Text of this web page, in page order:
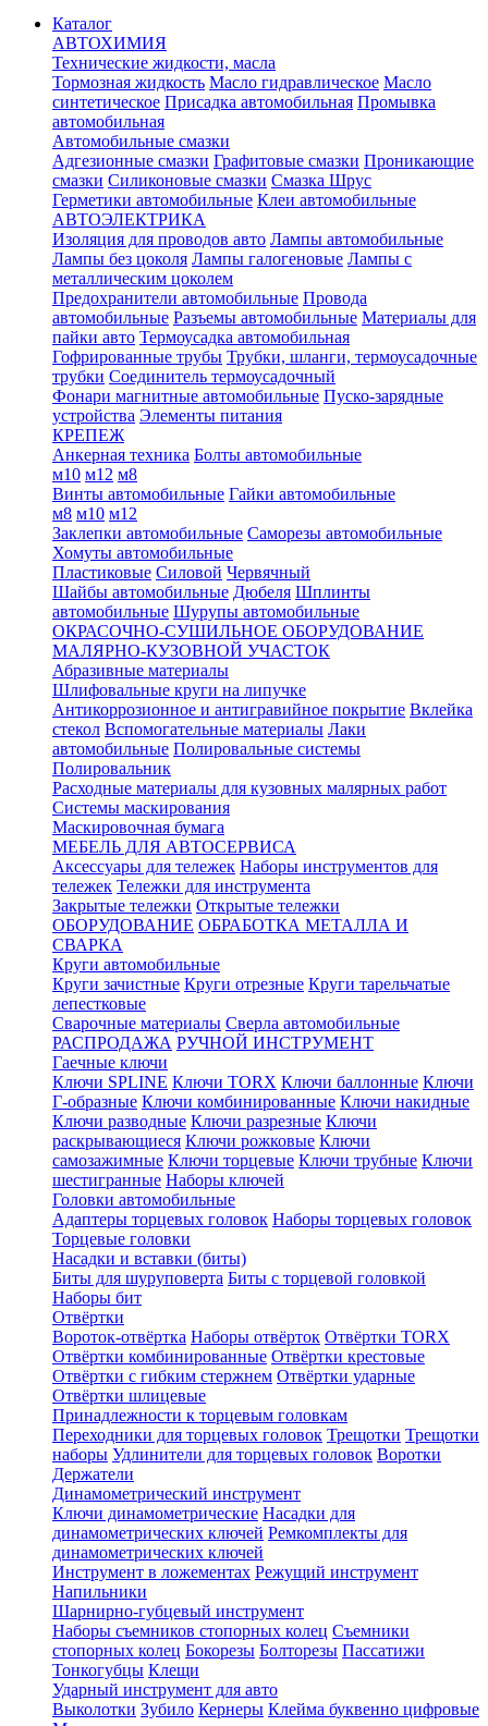
Каталог
АВТОХИМИЯ
Технические жидкости, масла
Тормозная жидкость Масло гидравлическое Масло
синтетическое Присадка автомобильная Промывка
автомобильная
Автомобильные смазки
Адгезионные смазки Графитовые смазки Проникающие
смазки Силиконовые смазки Смазка Шрус
Герметики автомобильные Клеи автомобильные
АВТОЭЛЕКТРИКА
Изоляция для проводов авто Лампы автомобильные
Лампы без цоколя Лампы галогеновые Лампы с
металлическим цоколем
Предохранители автомобильные Провода
автомобильные Разъемы автомобильные Материалы для
пайки авто Термоусадка автомобильная
Гофрированные трубы Трубки, шланги, термоусадочные
трубки Соединитель термоусадочный
Фонари магнитные автомобильные Пуско-зарядные
устройства Элементы питания
КРЕПЕЖ
Анкерная техника Болты автомобильные
м10 м12 м8
Винты автомобильные Гайки автомобильные
м8 м10 м12
Заклепки автомобильные Саморезы автомобильные
Хомуты автомобильные
Пластиковые Силовой Червячный
Шайбы автомобильные Дюбеля Шплинты
автомобильные Шурупы автомобильные
ОКРАСОЧНО-СУШИЛЬНОЕ ОБОРУДОВАНИЕ
МАЛЯРНО-КУЗОВНОЙ УЧАСТОК
Абразивные материалы
Шлифовальные круги на липучке
Антикоррозионное и антигравийное покрытие Вклейка
стекол Вспомогательные материалы Лаки
автомобильные Полировальные системы
Полировальник
Расходные материалы для кузовных малярных работ
Системы маскирования
Маскировочная бумага
МЕБЕЛЬ ДЛЯ АВТОСЕРВИСА
Аксессуары для тележек Наборы инструментов для
тележек Тележки для инструмента
Закрытые тележки Открытые тележки
ОБОРУДОВАНИЕ ОБРАБОТКА МЕТАЛЛА И
СВАРКА
Круги автомобильные
Круги зачистные Круги отрезные Круги тарельчатые
лепестковые
Сварочные материалы Сверла автомобильные
РАСПРОДАЖА РУЧНОЙ ИНСТРУМЕНТ
Гаечные ключи
Ключи SPLINE Ключи TORX Ключи баллонные Ключи
Г-образные Ключи комбинированные Ключи накидные
Ключи разводные Ключи разрезные Ключи
раскрывающиеся Ключи рожковые Ключи
самозажимные Ключи торцевые Ключи трубные Ключи
шестигранные Наборы ключей
Головки автомобильные
Адаптеры торцевых головок Наборы торцевых головок
Торцевые головки
Насадки и вставки (биты)
Биты для шуруповерта Биты с торцевой головкой
Наборы бит
Отвёртки
Вороток-отвёртка Наборы отвёрток Отвёртки TORX
Отвёртки комбинированные Отвёртки крестовые
Отвёртки с гибким стержнем Отвёртки ударные
Отвёртки шлицевые
Принадлежности к торцевым головкам
Переходники для торцевых головок Трещотки Трещотки
наборы Удлинители для торцевых головок Воротки
Держатели
Динамометрический инструмент
Ключи динамометрические Насадки для
динамометрических ключей Ремкомплекты для
динамометрических ключей
Инструмент в ложементах Режущий инструмент
Напильники
Шарнирно-губцевый инструмент
Наборы съемников стопорных колец Съемники
стопорных колец Бокорезы Болторезы Пассатижи
Тонкогубцы Клещи
Ударный инструмент для авто
Выколотки Зубило Кернеры Клейма буквенно цифровые